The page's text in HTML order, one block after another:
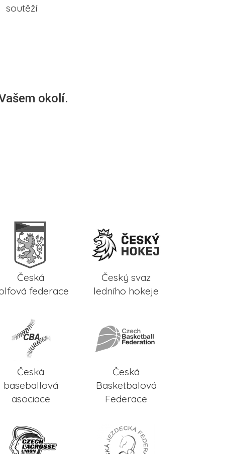
soutěží
okolí.
Česká
federace
Český svaz
ledního hokeje
Česká
baseballová
asociace
Česká
Basketbalová
Federace